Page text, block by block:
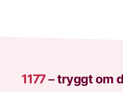
1177–tryggt om